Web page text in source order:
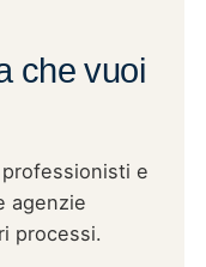
che vuoi
e
agenzie
processi.